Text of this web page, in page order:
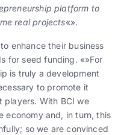
platform to
real projects«».
enhance their business
for seed funding. «»For
is truly a development
to promote it
players. With BCI we
economy and, in turn, this
so we are convinced